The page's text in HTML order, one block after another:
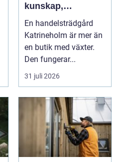
kunskap,
inspiration och
odlarglädje
En handelsträdgård
Katrineholm är mer än
en butik med växter.
Den fungerar...
31 juli 2026